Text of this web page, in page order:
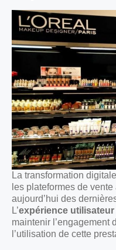
La transformation
les plateformes de
aujourd’hui des
L’expérience utilisateur
maintenir l’engagement
l’utilisation de cette